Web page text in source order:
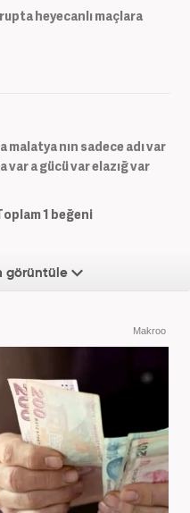
heyecanlı maçlara
malatya nın sadece adı var
a gücü var elazığ var
1 beğeni
görüntüle
Makroo